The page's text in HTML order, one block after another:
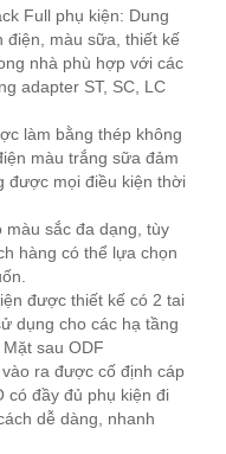
Full phụ kiện: Dung
điện, màu sữa, thiết kế
nhà phù hợp với các
adapter ST, SC, LC
làm bằng thép không
màu trắng sữa đảm
được mọi điều kiện thời
sắc đa dạng, tùy
hàng có thể lựa chọn
được thiết kế có 2 tai
dụng cho các hạ tầng
sau ODF
ra được cố định cáp
có đầy đủ phụ kiện đi
dễ dàng, nhanh